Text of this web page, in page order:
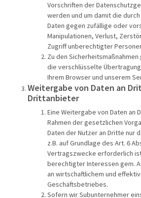
Vorschriften der
werden und um damit die
Daten gegen zufällige oder
Manipulationen, Verlust,
Zugriff unberechtigter
Zu den
die verschlüsselte
Ihrem Browser und unserem
Weitergabe von Daten an
Drittanbieter
Eine Weitergabe von Daten an
Rahmen der gesetzlichen
Daten der Nutzer an Dritte nur
z.B. auf Grundlage des Art. 6
Vertragszwecke erforderlich
berechtigter Interessen gem.
an wirtschaftlichem und
Geschäftsbetriebes.
Sofern wir Subunternehmer